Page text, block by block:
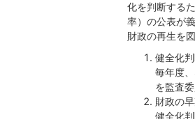
化を判断する
率）の公表が
財政の再生を
健全化
毎年度
を監査
財政の
健全化